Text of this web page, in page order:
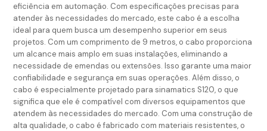
eficiência em automação. Com especificações precisas para
atender às necessidades do mercado, este cabo é a escolha
ideal para quem busca um desempenho superior em seus
projetos. Com um comprimento de 9 metros, o cabo proporciona
um alcance mais amplo em suas instalações, eliminando a
necessidade de emendas ou extensões. Isso garante uma maior
confiabilidade e segurança em suas operações. Além disso, o
cabo é especialmente projetado para sinamatics S120, o que
significa que ele é compatível com diversos equipamentos que
atendem às necessidades do mercado. Com uma construção de
alta qualidade, o cabo é fabricado com materiais resistentes, o